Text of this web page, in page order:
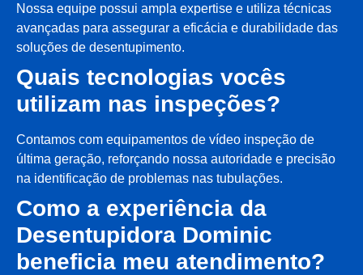
Nossa equipe possui ampla expertise e utiliza técnicas
avançadas para assegurar a eficácia e durabilidade das
soluções de desentupimento.
Quais tecnologias vocês
utilizam nas inspeções?
Contamos com equipamentos de vídeo inspeção de
última geração, reforçando nossa autoridade e precisão
na identificação de problemas nas tubulações.
Como a experiência da
Desentupidora Dominic
beneficia meu atendimento?